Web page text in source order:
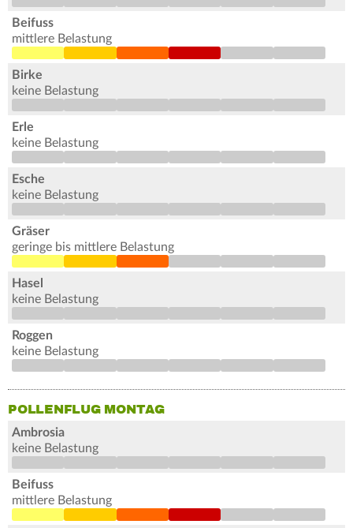
Beifuss
mittlere Belastung
Birke
keine Belastung
Erle
keine Belastung
Esche
keine Belastung
Gräser
geringe bis mittlere Belastung
Hasel
keine Belastung
Roggen
keine Belastung
POLLENFLUG MONTAG
Ambrosia
keine Belastung
Beifuss
mittlere Belastung